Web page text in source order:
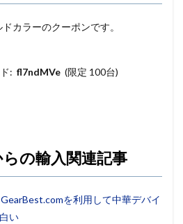
カラーのクーポンです。
: fl7ndMVe (限定 100台)
の輸入関連記事
GearBest.comを利用して中華デバイ
い